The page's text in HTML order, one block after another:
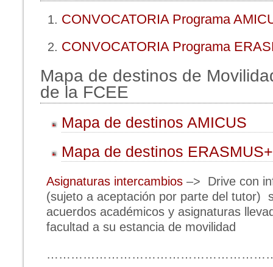
CONVOCATORIA Programa
CONVOCATORIA Programa
Mapa de destinos de
de la FCEE
Mapa de destinos AMICUS
Mapa de destinos ERASMUS+
Asignaturas intercambios–> Drive con
(sujeto a aceptación por parte del tutor)
acuerdos académicos y asignaturas
facultad a su estancia de movilidad